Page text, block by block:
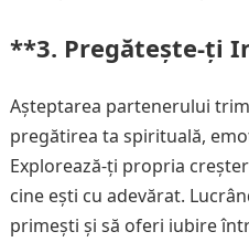
**3. Pregătește-ți
Așteptarea partenerului
pregătirea ta spirituală,
Explorează-ți propria
cine ești cu adevărat.
primești și să oferi iubire